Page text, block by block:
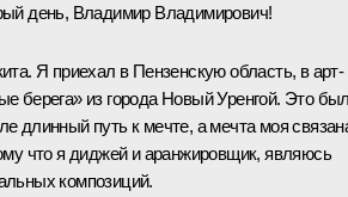
день, Владимир Владимирович!
Я приехал в Пензенскую область, в арт-
берега» из города Новый Уренгой. Это
длинный путь к мечте, а мечта моя
что я диджей и аранжировщик, являюсь
композиций.